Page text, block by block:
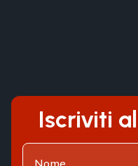
Iscriviti